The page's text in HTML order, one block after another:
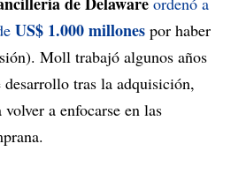
US$ 1.000 millones por haber
Moll trabajó algunos años
tras la adquisición,
volver a enfocarse en las